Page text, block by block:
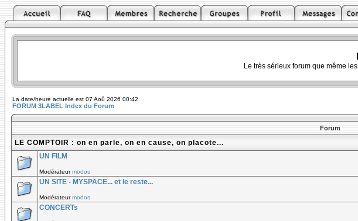
Le très sérieux forum que même
La date/heure actuelle est 07 Aoû 2026 00:42
FORUM 3LABEL Index du Forum
Forum
LE COMPTOIR : on en parle, on en cause, on placote...
UN FILM
Modérateurmodos
UN SITE - MYSPACE... et le reste...
Modérateurmodos
CONCERTs